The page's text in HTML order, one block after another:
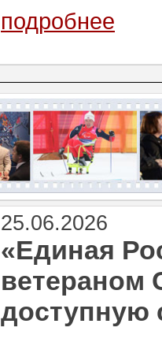
подробнее
25.06.2026
«Единая
ветераном
доступную